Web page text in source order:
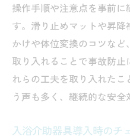
操作手順や注意点を事前
す。滑り止めマットや昇
かけや体位変換のコツな
取り入れることで事故防
れらの工夫を取り入れた
う声も多く、継続的な安全
入浴介助器具導入時のチ